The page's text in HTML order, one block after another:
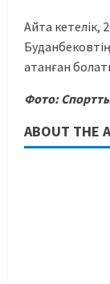
Айта кетелік,
атанған
Фото:
ABOUT THE